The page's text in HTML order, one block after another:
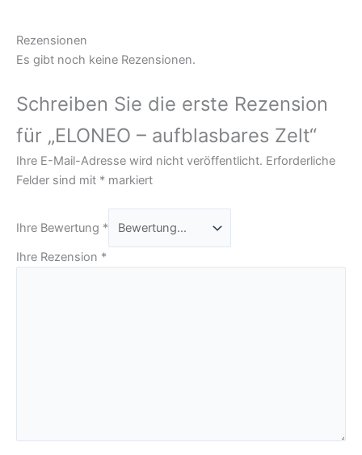
Rezensionen
Es gibt noch keine Rezensionen.
Schreiben Sie die erste Rezension
für „ELONEO – aufblasbares Zelt“
Ihre E-Mail-Adresse wird nicht veröffentlicht. Erforderliche
Felder sind mit * markiert
Ihre Bewertung *
Ihre Rezension *